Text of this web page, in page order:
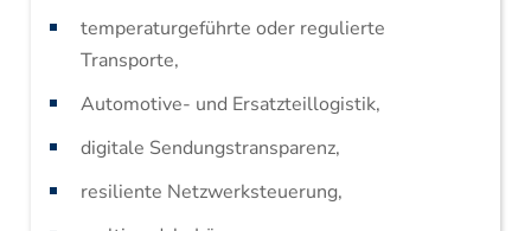
temperaturgeführte oder regulierte
Transporte,
Automotive- und Ersatzteillogistik,
digitale Sendungstransparenz,
resiliente Netzwerksteuerung,